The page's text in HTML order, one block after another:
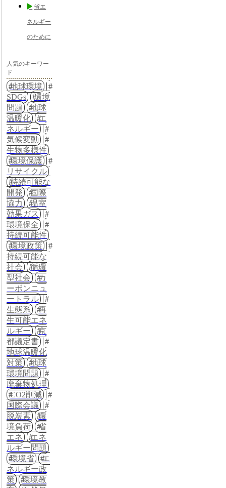
省エ
ネルギー
のために
人気のキーワー
ド
地球環境
SDGs
環境
問題
地球
温暖化
エ
ネルギー
気候変動
生物多様性
環境保護
リサイクル
持続可能な
開発
国際
協力
温室
効果ガス
環境保全
持続可能性
環境政策
持続可能な
社会
循環
型社会
カ
ーボンニュ
ートラル
生態系
再
生可能エネ
ルギー
京
都議定書
地球温暖化
対策
地球
環境問題
廃棄物処理
CO2削減
国際会議
脱炭素
環
境負荷
省
エネ
エネ
ルギー問題
環境省
エ
ネルギー政
策
環境教